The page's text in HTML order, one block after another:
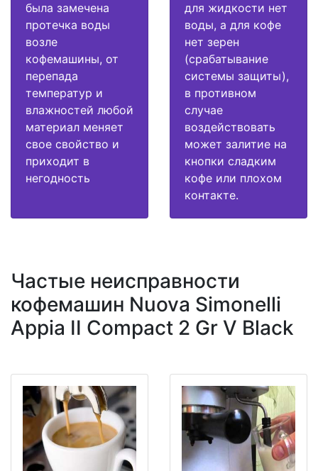
была замечена
протечка воды
возле
кофемашины, от
перепада
температур и
влажностей любой
материал меняет
свое свойство и
приходит в
негодность
для жидкости нет
воды, а для кофе
нет зерен
(срабатывание
системы защиты),
в противном
случае
воздействовать
может залитие на
кнопки сладким
кофе или плохом
контакте.
Частые неисправности
кофемашин Nuova Simonelli
Appia II Compact 2 Gr V Black